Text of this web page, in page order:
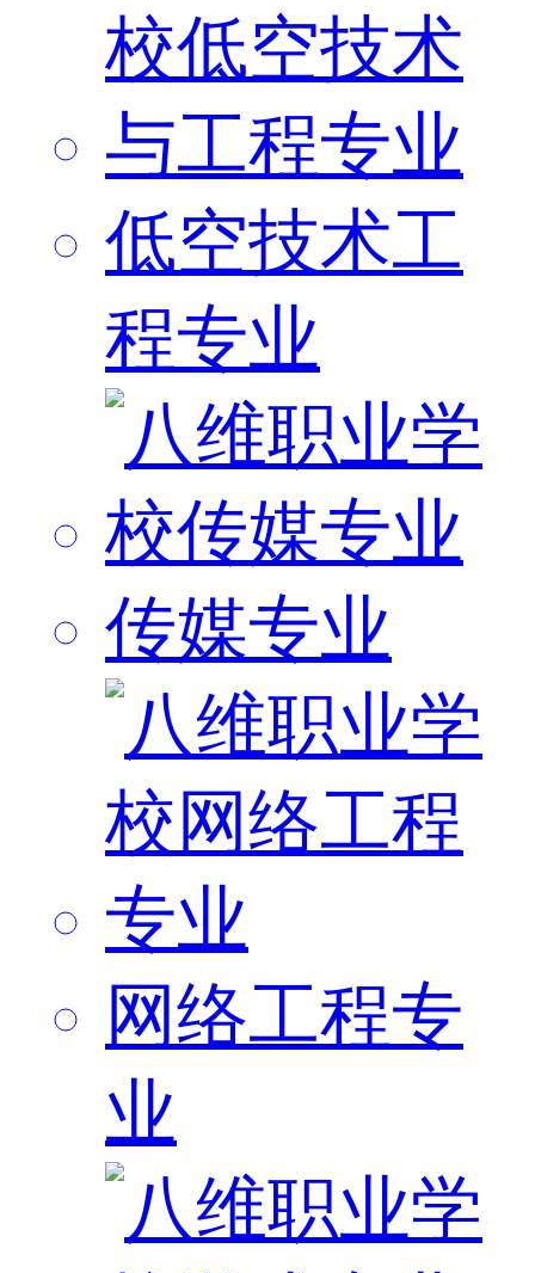
低空技术工
程专业
传媒专业
网络工程专
业